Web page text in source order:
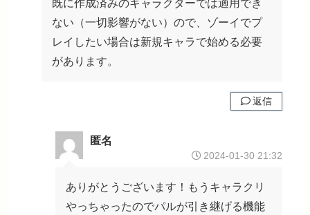
既に作成済みのキャラクターでは適用でき
ない（一切影響がない）ので、ゾーイでプ
レイしたい場合は新規キャラで始める必要
があります。
返信
匿名
2024-01-30 21:32
ありがとうございます！もうキャラクリ
やっちゃったのでパルが引き継げる機能